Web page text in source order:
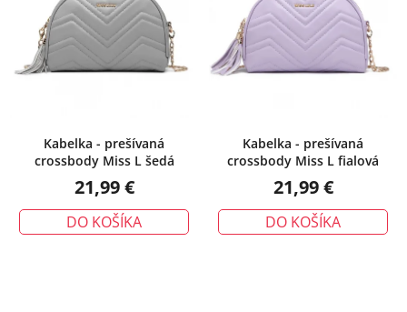
Kabelka - prešívaná
crossbody Miss L šedá
21,99 €
DO KOŠÍKA
Kabelka - prešívaná
crossbody Miss L fialová
21,99 €
DO KOŠÍKA